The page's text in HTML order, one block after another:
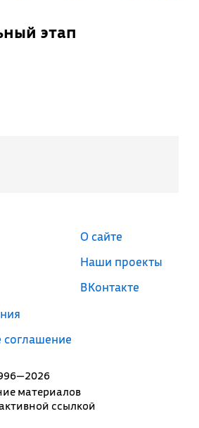
этап
материалов
ссылкой
соглашение
О сайте
Наши проекты
ВКонтакте